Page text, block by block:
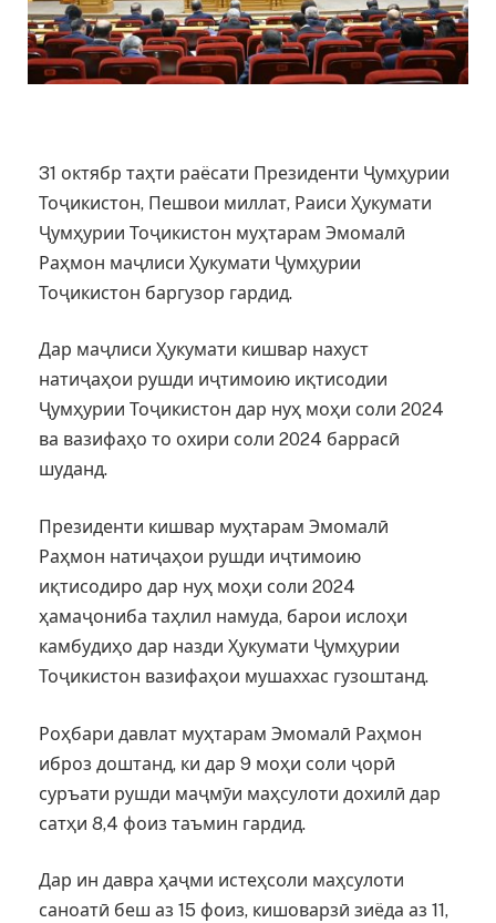
31 октябр таҳти раёсати Президенти Ҷумҳурии
Тоҷикистон, Пешвои миллат, Раиси Ҳукумати
Ҷумҳурии Тоҷикистон муҳтарам Эмомалӣ
Раҳмон маҷлиси Ҳукумати Ҷумҳурии
Тоҷикистон баргузор гардид.
Дар маҷлиси Ҳукумати кишвар нахуст
натиҷаҳои рушди иҷтимоию иқтисодии
Ҷумҳурии Тоҷикистон дар нуҳ моҳи соли 2024
ва вазифаҳо то охири соли 2024 баррасӣ
шуданд.
Президенти кишвар муҳтарам Эмомалӣ
Раҳмон натиҷаҳои рушди иҷтимоию
иқтисодиро дар нуҳ моҳи соли 2024
ҳамаҷониба таҳлил намуда, барои ислоҳи
камбудиҳо дар назди Ҳукумати Ҷумҳурии
Тоҷикистон вазифаҳои мушаххас гузоштанд.
Роҳбари давлат муҳтарам Эмомалӣ Раҳмон
иброз доштанд, ки дар 9 моҳи соли ҷорӣ
суръати рушди маҷмӯи маҳсулоти дохилӣ дар
сатҳи 8,4 фоиз таъмин гардид.
Дар ин давра ҳаҷми истеҳсоли маҳсулоти
саноатӣ беш аз 15 фоиз, кишоварзӣ зиёда аз 11,